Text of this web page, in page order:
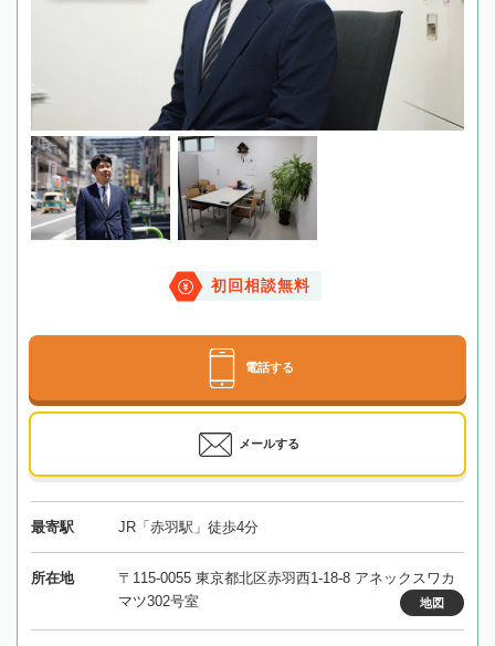
初回相談無料
電話する
メールする
最寄駅 JR「赤羽駅」徒歩4分
所在地
〒115-0055 東京都北区赤羽西1-18-8 アネックスワカ
マツ302号室
地図